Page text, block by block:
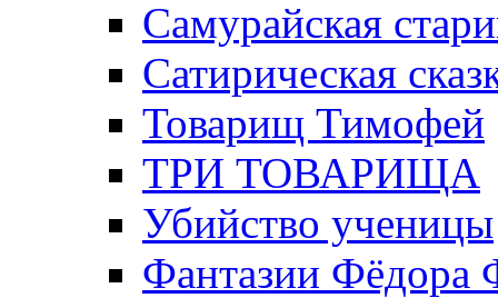
Самурайская
Сатирическая
Товарищ Тимофей
ТРИ ТОВАРИЩА
Убийство ученицы
Фантазии Фёдора